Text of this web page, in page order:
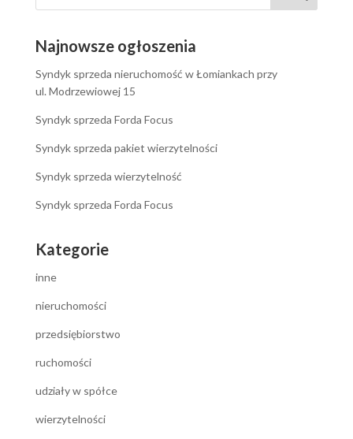
Najnowsze ogłoszenia
Syndyk sprzeda nieruchomość w Łomiankach przy
ul. Modrzewiowej 15
Syndyk sprzeda Forda Focus
Syndyk sprzeda pakiet wierzytelności
Syndyk sprzeda wierzytelność
Syndyk sprzeda Forda Focus
Kategorie
inne
nieruchomości
przedsiębiorstwo
ruchomości
udziały w spółce
wierzytelności